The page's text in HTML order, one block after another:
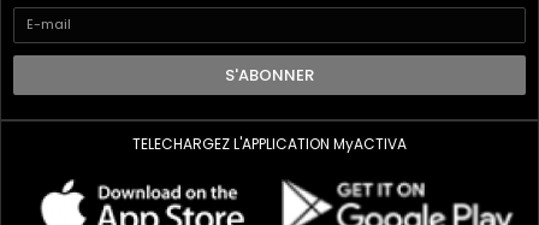
S'ABONNER
TELECHARGEZ L'APPLICATION MyACTIVA